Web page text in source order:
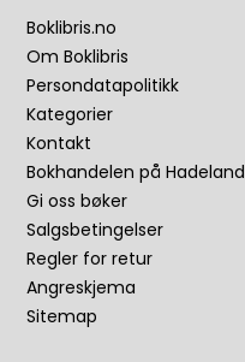
Boklibris.no
Om Boklibris
Persondatapolitikk
Kategorier
Kontakt
Bokhandelen på Hadeland
Gi oss bøker
Salgsbetingelser
Regler for retur
Angreskjema
Sitemap